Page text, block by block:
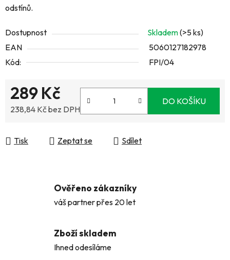
odstínů.
Dostupnost Skladem(>5 ks)
EAN
5060127182978
Kód:
FPI/04
289 Kč
238,84 Kč bez DPH
DO KOŠÍKU
Tisk Zeptat se Sdílet
Ověřeno zákazníky
váš partner přes 20 let
Zboží skladem
Ihned odesíláme